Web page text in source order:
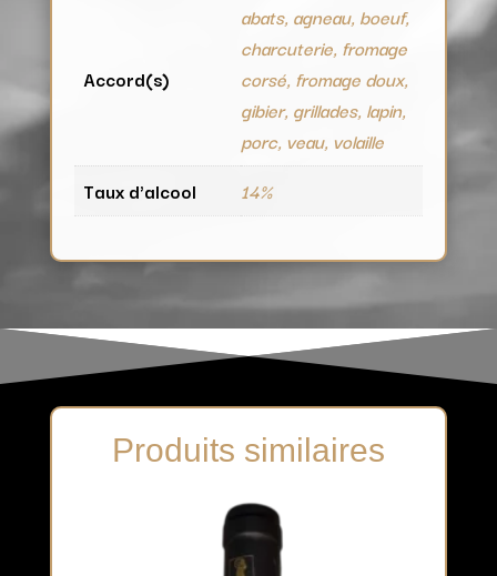
Accord(s)
abats, agneau, boeuf,
charcuterie, fromage
corsé, fromage doux,
gibier, grillades, lapin,
porc, veau, volaille
Taux d'alcool
14%
Produits similaires